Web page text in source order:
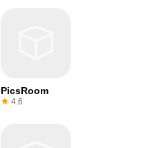
PicsRoom
4.6